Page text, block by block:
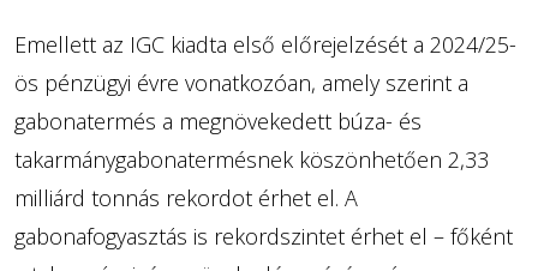
Emellett az IGC kiadta első előrejelzését a 2024/25-
ös pénzügyi évre vonatkozóan, amely szerint a
gabonatermés a megnövekedett búza- és
takarmánygabonatermésnek köszönhetően 2,33
milliárd tonnás rekordot érhet el. A
gabonafogyasztás is rekordszintet érhet el – főként